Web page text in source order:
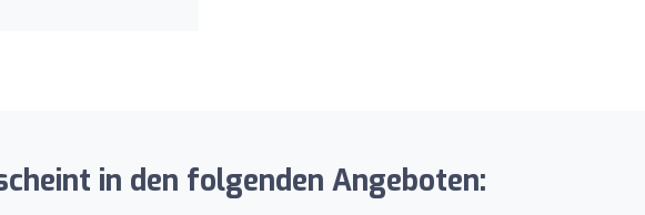
in den folgenden Angeboten: